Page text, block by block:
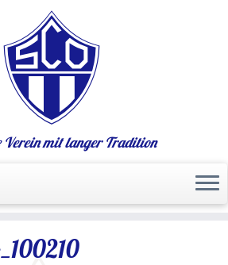
Verein mit langer Tradition